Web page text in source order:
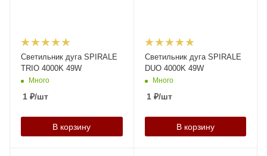
Светильник дуга SPIRALE
TRIO 4000K 49W
Много
1 ₽/шт
В корзину
Светильник дуга SPIRALE
DUO 4000K 49W
Много
1₽/шт
В корзину